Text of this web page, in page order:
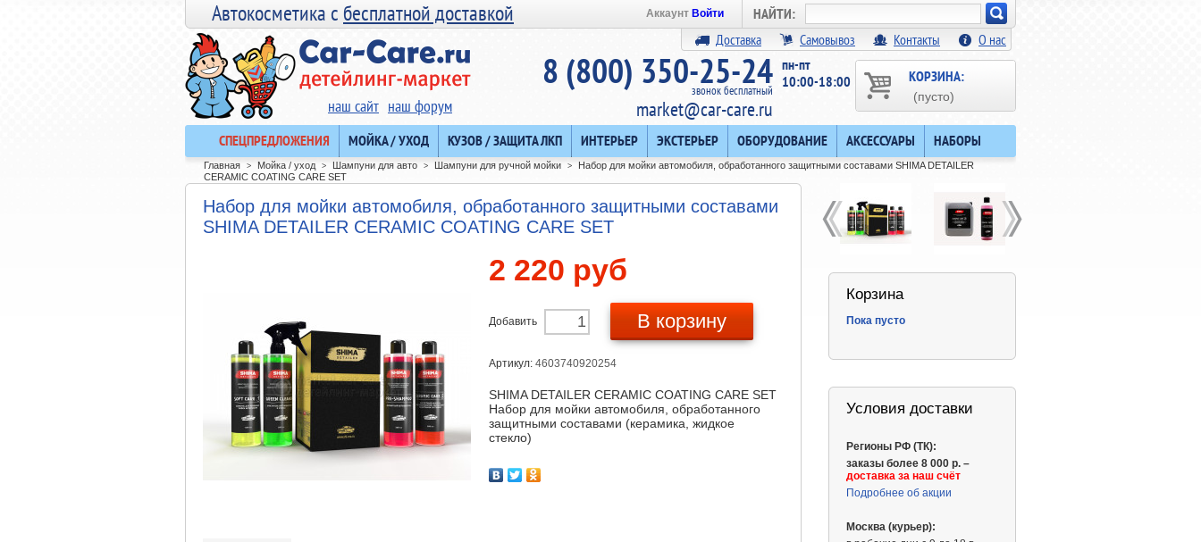
Автокосметика сбесплатной доставкой НАЙТИ:
Искать!
Аккаунт Войти
Доставка Самовывоз Контакты О нас
КОРЗИНА:
(пусто)
наш сайт наш форум
пн-пт
10:00-18:00
8 (800) 350-25-24
звонок бесплатный
market@car-care.ru
СПЕЦПРЕДЛОЖЕНИЯ МОЙКА / УХОД КУЗОВ / ЗАЩИТА ЛКП ИНТЕРЬЕР ЭКСТЕРЬЕР ОБОРУДОВАНИЕ АКСЕССУАРЫ НАБОРЫ
Главная > Мойка / уход > Шампуни для авто > Шампуни для ручной мойки >
Набор для мойки автомобиля, обработанного защитными составами SHIMA DETAILER
CERAMIC COATING CARE SET
Набор для мойки автомобиля, обработанного защитными составами
SHIMA DETAILER CERAMIC COATING CARE SET
2 220 руб
Добавить В корзину
Артикул: 4603740920254
SHIMA DETAILER CERAMIC COATING CARE SET
Набор для мойки автомобиля, обработанного
защитными составами (керамика, жидкое
стекло)
Корзина
Пока пусто
Условия доставки
Регионы РФ (ТК):
заказы более 8 000 р. –
доставка за наш счёт
Подробнее об акции
Москва (курьер):